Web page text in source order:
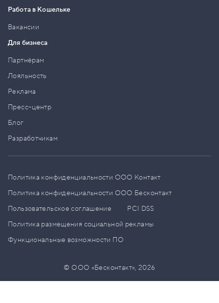
Работа в Кошельке
Вакансии
Для бизнеса
Партнёрам
Лояльность
Реклама
Пресс–центр
Блог
Разработчикам
Политика конфиденциальности ООО Контакт
Политика конфиденциальности ООО Бесконтакт
Пользовательское соглашение
PCI DSS
Политика размещения социальной рекламы
Функциональные возможности ПО
© ООО «Бесконтакт»,2026